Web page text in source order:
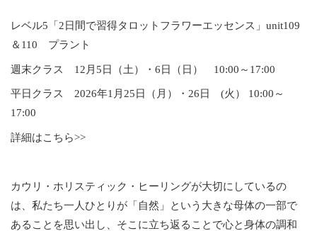
レベル5「2日間で習得タロットフラワーエッセンス」unit109
＆110 プラント
週末クラス 12月5日（土）・6日（日） 10:00～17:00
平日クラス 2026年1月25日（月）・26日 (火） 10:00～
17:00
詳細はこちら>>
カウリ・ホリスティック・ヒーリングが大切にしているの
は、私たち一人ひとりが「自然」という大きな母体の一部で
あることを思い出し、そこに立ち返ることで心と身体の調和